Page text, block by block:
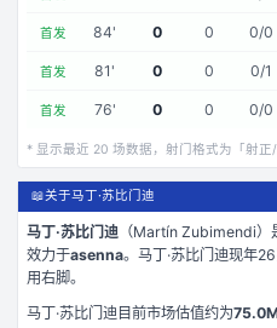
首发 84' 0 0 0/0
首发 81' 0 0 0/1
首发 76' 0 0 0/0
* 显示最近 20 场数据，射门格式为「射正/
📖关于马丁·苏比门迪
马丁·苏比门迪 （Martín Zubimendi）
效力于asenna。 马丁·苏比门迪现年
用右脚。
马丁·苏比门迪目前市场估值约为